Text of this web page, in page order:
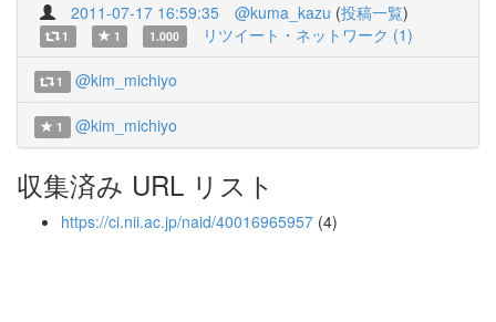
2011-07-17 16:59:35 @kuma_kazu (投稿一覧)
1 1 1.000 リツイート・ネットワーク (1)
1 @kim_michiyo
1 @kim_michiyo
収集済み URL リスト
https://ci.nii.ac.jp/naid/40016965957 (4)